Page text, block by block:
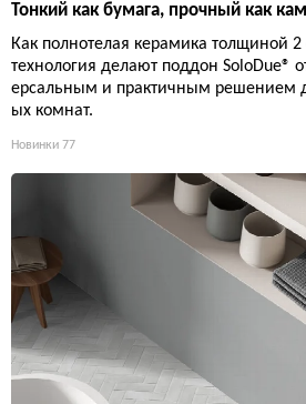
Тонкий как бумага, прочный как
Как полнотелая керамика толщиной
технология делают поддон SoloDue®
ерсальным и практичным решением
ых комнат.
Новинки 77